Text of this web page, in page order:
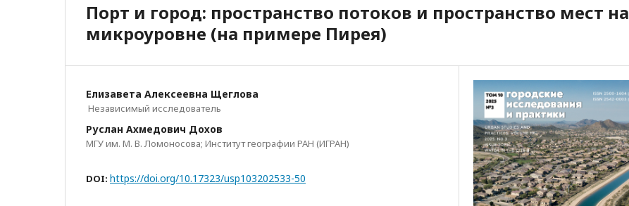
Порт и город: пространство потоков и пространство мест на
микроуровне (на примере Пирея)
Елизавета Алексеевна Щеглова
Независимый исследователь
Руслан Ахмедович Дохов
МГУ им. М. В. Ломоносова; Институт географии РАН (ИГРАН)
DOI: https://doi.org/10.17323/usp103202533-50